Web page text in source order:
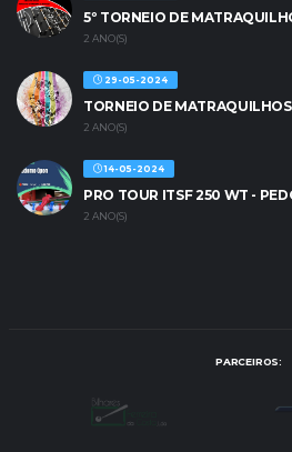
5º TORNEIO DE
2 ANO(S)
29-05-2024
TORNEIO DE
2 ANO(S)
14-05-2024
PRO TOUR ITSF 250 WT -
2 ANO(S)
PARCEIROS: